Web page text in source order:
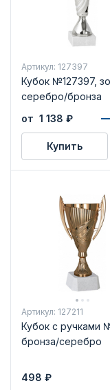
Артикул: 127397
Кубок №127397,
серебро/бронза
от 1 138 ₽
Купить
Артикул: 127211
Кубок с ручками
бронза/серебро
498 ₽